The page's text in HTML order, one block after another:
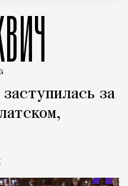
за